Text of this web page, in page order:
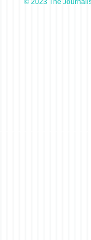
© 2023 The